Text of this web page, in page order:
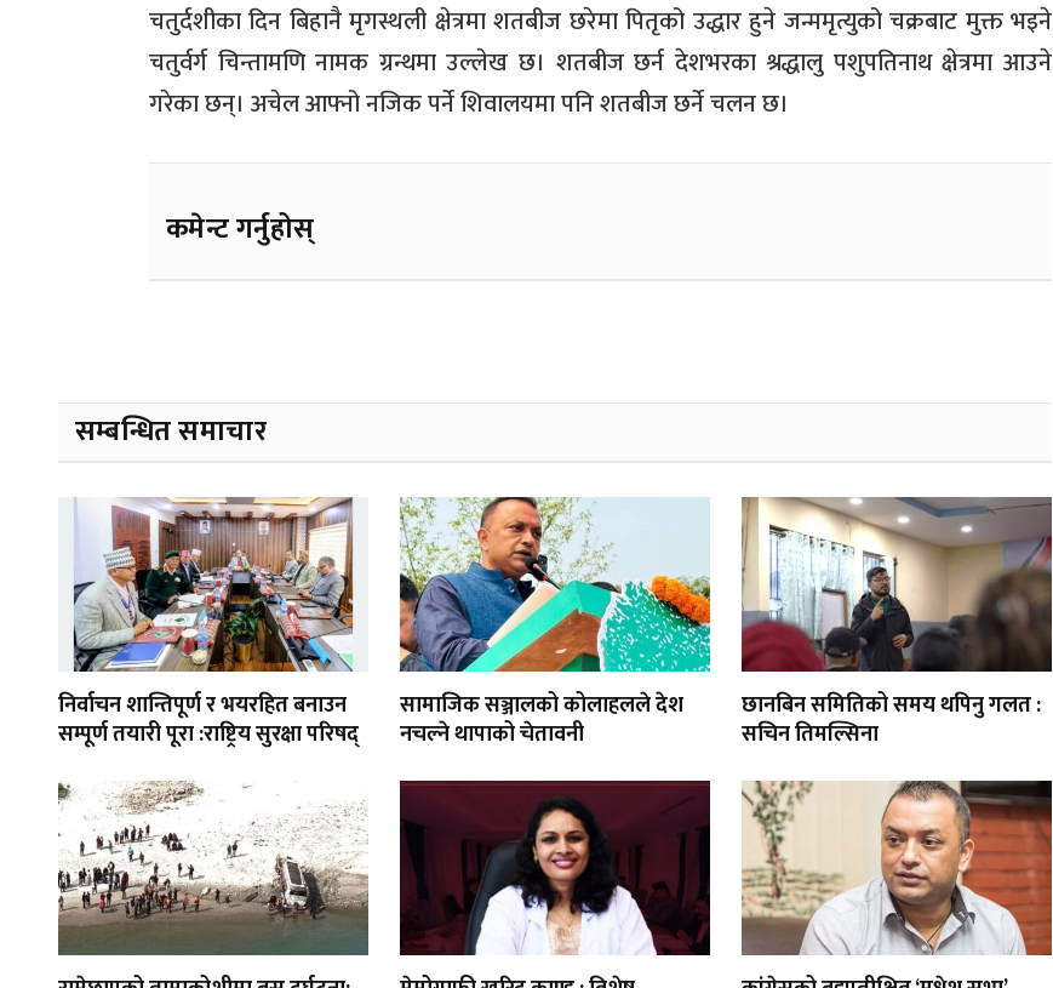
चतुर्दशीका दिन बिहानै मृगस्थली क्षेत्रमा शतबीज छरेमा पितृको उद्धार हुने जन्ममृत्युको चक्रबाट मुक्त भइने
चतुर्वर्ग चिन्तामणि नामक ग्रन्थमा उल्लेख छ। शतबीज छर्न देशभरका श्रद्धालु पशुपतिनाथ क्षेत्रमा आउने
गरेका छन्। अचेल आफ्नो नजिक पर्ने शिवालयमा पनि शतबीज छर्ने चलन छ।
कमेन्ट गर्नुहोस्
सम्बन्धित समाचार
निर्वाचन शान्तिपूर्ण र भयरहित बनाउन
सम्पूर्ण तयारी पूरा :राष्ट्रिय सुरक्षा परिषद्
सामाजिक सञ्जालको कोलाहलले देश
नचल्ने थापाको चेतावनी
छानबिन समितिको समय थपिनु गलत :
सचिन तिमल्सिना